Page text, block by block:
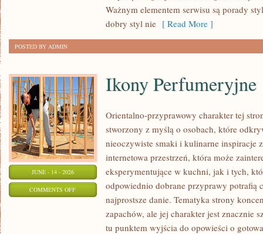
Ważnym elementem serwisu są porady
dobry styl nie [ Read More ]
POSTED BY ADMIN
JUNE - 14 - 2026
COMMENTS OFFON
PERFUMERYJNE
Ikony Perfumeryjne
Orientalno-przyprawowy charakter tej
stworzony z myślą o osobach, które
nieoczywiste smaki i kulinarne inspiracje
internetowa przestrzeń, która może
eksperymentujące w kuchni, jak i tych,
odpowiednio dobrane przyprawy potrafią
najprostsze danie. Tematyka strony
zapachów, ale jej charakter jest znacznie
tu punktem wyjścia do opowieści o